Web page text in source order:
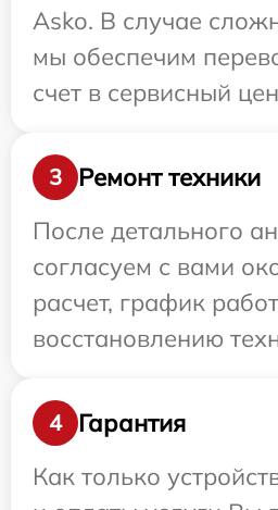
Asko. В случае
мы обеспечим
счет в сервисный
3
Ремонт техники
После детального
согласуем с вами
расчет, график
восстановлению
4
Гарантия
Как только